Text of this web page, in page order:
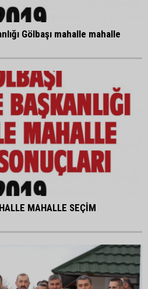
Gölbaşı mahalle mahalle
MAHALLE SEÇİM